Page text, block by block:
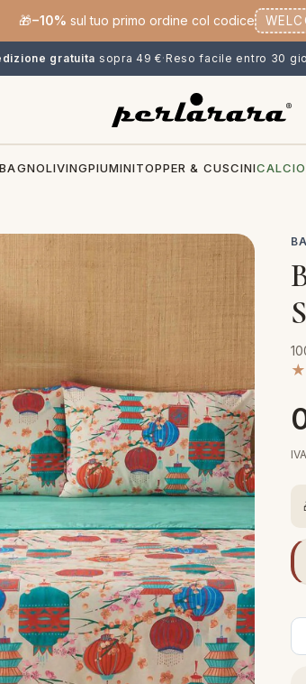
🎁−10% sul tuo primo ordine col codice
gratuita sopra 49 €·Reso facile entro 30
BAGNOLIVINGPIUMINITOPPER & CUSCINI